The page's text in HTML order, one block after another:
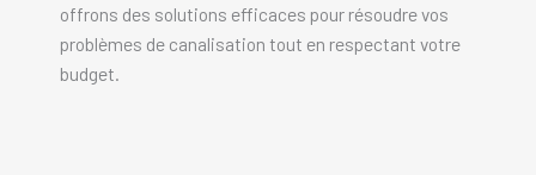
offrons des solutions efficaces pour résoudre vos
problèmes de canalisation tout en respectant votre
budget.